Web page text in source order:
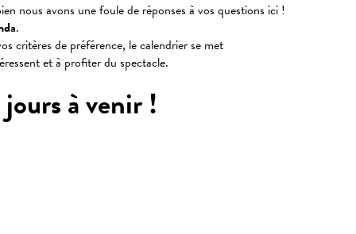
nous avons une foule de réponses à vos questions ici !
.
critères de préférence, le calendrier se met
et à profiter du spectacle.
à venir !